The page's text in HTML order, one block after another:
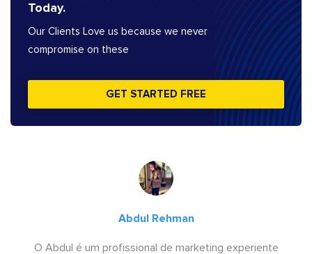
Today.
Our Clients Love us because we never
compromise on these
GET STARTED FREE
Abdul Rehman
O Abdul é um profissional de marketing experiente